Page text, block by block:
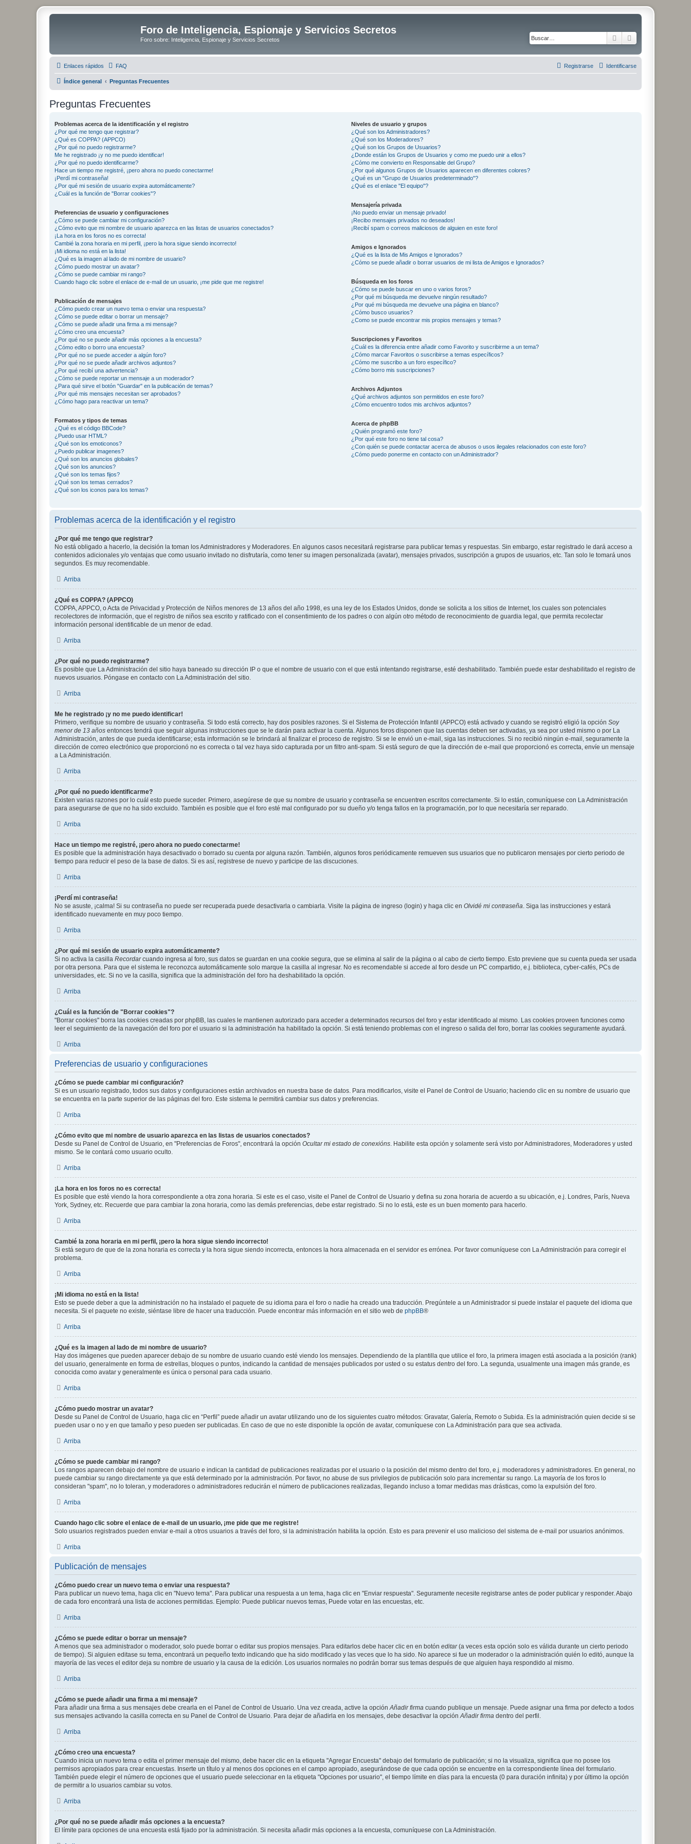
Foro de Inteligencia, Espionaje y Servicios Secretos
Foro sobre: Inteligencia, Espionaje y Servicios Secretos Buscar
Enlaces rápidos FAQ Identificarse
Registrarse
Índice general Preguntas Frecuentes
Preguntas Frecuentes
Problemas acerca de la identificación y el registro
¿Por qué me tengo que registrar?
¿Qué es COPPA? (APPCO)
¿Por qué no puedo registrarme?
Me he registrado ¡y no me puedo identificar!
¿Por qué no puedo identificarme?
Hace un tiempo me registré, ¡pero ahora no puedo conectarme!
¡Perdí mi contraseña!
¿Por qué mi sesión de usuario expira automáticamente?
¿Cuál es la función de "Borrar cookies"?
Preferencias de usuario y configuraciones
¿Cómo se puede cambiar mi configuración?
¿Cómo evito que mi nombre de usuario aparezca en las listas de usuarios conectados?
¡La hora en los foros no es correcta!
Cambié la zona horaria en mi perfil, ¡pero la hora sigue siendo incorrecto!
¡Mi idioma no está en la lista!
¿Qué es la imagen al lado de mi nombre de usuario?
¿Cómo puedo mostrar un avatar?
¿Cómo se puede cambiar mi rango?
Cuando hago clic sobre el enlace de e-mail de un usuario, ¡me pide que me registre!
Publicación de mensajes
¿Cómo puedo crear un nuevo tema o enviar una respuesta?
¿Cómo se puede editar o borrar un mensaje?
¿Cómo se puede añadir una firma a mi mensaje?
¿Cómo creo una encuesta?
¿Por qué no se puede añadir más opciones a la encuesta?
¿Cómo edito o borro una encuesta?
¿Por qué no se puede acceder a algún foro?
¿Por qué no se puede añadir archivos adjuntos?
¿Por qué recibí una advertencia?
¿Cómo se puede reportar un mensaje a un moderador?
¿Para qué sirve el botón "Guardar" en la publicación de temas?
¿Por qué mis mensajes necesitan ser aprobados?
¿Cómo hago para reactivar un tema?
Formatos y tipos de temas
¿Qué es el código BBCode?
¿Puedo usar HTML?
¿Qué son los emoticonos?
¿Puedo publicar imagenes?
¿Qué son los anuncios globales?
¿Qué son los anuncios?
¿Qué son los temas fijos?
¿Qué son los temas cerrados?
¿Qué son los iconos para los temas?
Niveles de usuario y grupos
¿Qué son los Administradores?
¿Qué son los Moderadores?
¿Qué son los Grupos de Usuarios?
¿Donde están los Grupos de Usuarios y como me puedo unir a ellos?
¿Cómo me convierto en Responsable del Grupo?
¿Por qué algunos Grupos de Usuarios aparecen en diferentes colores?
¿Qué es un "Grupo de Usuarios predeterminado"?
¿Qué es el enlace "El equipo"?
Mensajería privada
¡No puedo enviar un mensaje privado!
¡Recibo mensajes privados no deseados!
¡Recibí spam o correos maliciosos de alguien en este foro!
Amigos e Ignorados
¿Qué es la lista de Mis Amigos e Ignorados?
¿Cómo se puede añadir o borrar usuarios de mi lista de Amigos e Ignorados?
Búsqueda en los foros
¿Cómo se puede buscar en uno o varios foros?
¿Por qué mi búsqueda me devuelve ningún resultado?
¿Por qué mi búsqueda me devuelve una página en blanco?
¿Cómo busco usuarios?
¿Como se puede encontrar mis propios mensajes y temas?
Suscripciones y Favoritos
¿Cuál es la diferencia entre añadir como Favorito y suscribirme a un tema?
¿Cómo marcar Favoritos o suscribirse a temas específicos?
¿Cómo me suscribo a un foro específico?
¿Cómo borro mis suscripciones?
Archivos Adjuntos
¿Qué archivos adjuntos son permitidos en este foro?
¿Cómo encuentro todos mis archivos adjuntos?
Acerca de phpBB
¿Quién programó este foro?
¿Por qué este foro no tiene tal cosa?
¿Con quién se puede contactar acerca de abusos o usos ilegales relacionados con este foro?
¿Cómo puedo ponerme en contacto con un Administrador?
Problemas acerca de la identificación y el registro
¿Por qué me tengo que registrar?
No está obligado a hacerlo, la decisión la toman los Administradores y Moderadores. En algunos casos necesitará registrarse para publicar temas y respuestas. Sin embargo, estar registrado le dará acceso a
contenidos adicionales y/o ventajas que como usuario invitado no disfrutaría, como tener su imagen personalizada (avatar), mensajes privados, suscripción a grupos de usuarios, etc. Tan solo le tomará unos
segundos. Es muy recomendable.
Arriba
¿Qué es COPPA? (APPCO)
COPPA, APPCO, o Acta de Privacidad y Protección de Niños menores de 13 años del año 1998, es una ley de los Estados Unidos, donde se solicita a los sitios de Internet, los cuales son potenciales
recolectores de información, que el registro de niños sea escrito y ratificado con el consentimiento de los padres o con algún otro método de reconocimiento de guardia legal, que permita recolectar
información personal identificable de un menor de edad.
Arriba
¿Por qué no puedo registrarme?
Es posible que La Administración del sitio haya baneado su dirección IP o que el nombre de usuario con el que está intentando registrarse, esté deshabilitado. También puede estar deshabilitado el registro de
nuevos usuarios. Póngase en contacto con La Administración del sitio.
Arriba
Me he registrado ¡y no me puedo identificar!
Primero, verifique su nombre de usuario y contraseña. Si todo está correcto, hay dos posibles razones. Si el Sistema de Protección Infantil (APPCO) está activado y cuando se registró eligió la opción Soy
menor de 13 años entonces tendrá que seguir algunas instrucciones que se le darán para activar la cuenta. Algunos foros disponen que las cuentas deben ser activadas, ya sea por usted mismo o por La
Administración, antes de que pueda identificarse; esta información se le brindará al finalizar el proceso de registro. Si se le envió un e-mail, siga las instrucciones. Si no recibió ningún e-mail, seguramente la
dirección de correo electrónico que proporcionó no es correcta o tal vez haya sido capturada por un filtro anti-spam. Si está seguro de que la dirección de e-mail que proporcionó es correcta, envíe un mensaje
a La Administración.
Arriba
¿Por qué no puedo identificarme?
Existen varias razones por lo cuál esto puede suceder. Primero, asegúrese de que su nombre de usuario y contraseña se encuentren escritos correctamente. Si lo están, comuníquese con La Administración
para asegurarse de que no ha sido excluido. También es posible que el foro esté mal configurado por su dueño y/o tenga fallos en la programación, por lo que necesitaría ser reparado.
Arriba
Hace un tiempo me registré, ¡pero ahora no puedo conectarme!
Es posible que la administración haya desactivado o borrado su cuenta por alguna razón. También, algunos foros periódicamente remueven sus usuarios que no publicaron mensajes por cierto periodo de
tiempo para reducir el peso de la base de datos. Si es así, registrese de nuevo y participe de las discuciones.
Arriba
¡Perdí mi contraseña!
No se asuste, ¡calma! Si su contraseña no puede ser recuperada puede desactivarla o cambiarla. Visite la página de ingreso (login) y haga clic en Olvidé mi contraseña . Siga las instrucciones y estará
identificado nuevamente en muy poco tiempo.
Arriba
¿Por qué mi sesión de usuario expira automáticamente?
Si no activa la casilla Recordarcuando ingresa al foro, sus datos se guardan en una cookie segura, que se elimina al salir de la página o al cabo de cierto tiempo. Esto previene que su cuenta pueda ser usada
por otra persona. Para que el sistema le reconozca automáticamente solo marque la casilla al ingresar. No es recomendable si accede al foro desde un PC compartido, e.j. biblioteca, cyber-cafés, PCs de
universidades, etc. Si no ve la casilla, significa que la administración del foro ha deshabilitado la opción.
Arriba
¿Cuál es la función de "Borrar cookies"?
"Borrar cookies" borra las cookies creadas por phpBB, las cuales le mantienen autorizado para acceder a determinados recursos del foro y estar identificado al mismo. Las cookies proveen funciones como
leer el seguimiento de la navegación del foro por el usuario si la administración ha habilitado la opción. Si está teniendo problemas con el ingreso o salida del foro, borrar las cookies seguramente ayudará.
Arriba
Preferencias de usuario y configuraciones
¿Cómo se puede cambiar mi configuración?
Si es un usuario registrado, todos sus datos y configuraciones están archivados en nuestra base de datos. Para modificarlos, visite el Panel de Control de Usuario; haciendo clic en su nombre de usuario que
se encuentra en la parte superior de las páginas del foro. Este sistema le permitirá cambiar sus datos y preferencias.
Arriba
¿Cómo evito que mi nombre de usuario aparezca en las listas de usuarios conectados?
Desde su Panel de Control de Usuario, en "Preferencias de Foros", encontrará la opción Ocultar mi estado de conexións . Habilite esta opción y solamente será visto por Administradores, Moderadores y usted
mismo. Se le contará como usuario oculto.
Arriba
¡La hora en los foros no es correcta!
Es posible que esté viendo la hora correspondiente a otra zona horaria. Si este es el caso, visite el Panel de Control de Usuario y defina su zona horaria de acuerdo a su ubicación, e.j. Londres, París, Nueva
York, Sydney, etc. Recuerde que para cambiar la zona horaria, como las demás preferencias, debe estar registrado. Si no lo está, este es un buen momento para hacerlo.
Arriba
Cambié la zona horaria en mi perfil, ¡pero la hora sigue siendo incorrecto!
Si está seguro de que de la zona horaria es correcta y la hora sigue siendo incorrecta, entonces la hora almacenada en el servidor es errónea. Por favor comuníquese con La Administración para corregir el
problema.
Arriba
¡Mi idioma no está en la lista!
Esto se puede deber a que la administración no ha instalado el paquete de su idioma para el foro o nadie ha creado una traducción. Pregúntele a un Administrador si puede instalar el paquete del idioma que
necesita. Si el paquete no existe, siéntase libre de hacer una traducción. Puede encontrar más información en el sitio web de phpBB®
Arriba
¿Qué es la imagen al lado de mi nombre de usuario?
Hay dos imágenes que pueden aparecer debajo de su nombre de usuario cuando esté viendo los mensajes. Dependiendo de la plantilla que utilice el foro, la primera imagen está asociada a la posición (rank)
del usuario, generalmente en forma de estrellas, bloques o puntos, indicando la cantidad de mensajes publicados por usted o su estatus dentro del foro. La segunda, usualmente una imagen más grande, es
conocida como avatar y generalmente es única o personal para cada usuario.
Arriba
¿Cómo puedo mostrar un avatar?
Desde su Panel de Control de Usuario, haga clic en “Perfil” puede añadir un avatar utilizando uno de los siguientes cuatro métodos: Gravatar, Galería, Remoto o Subida. Es la administración quien decide si se
pueden usar o no y en que tamaño y peso pueden ser publicadas. En caso de que no este disponible la opción de avatar, comuníquese con La Administración para que sea activada.
Arriba
¿Cómo se puede cambiar mi rango?
Los rangos aparecen debajo del nombre de usuario e indican la cantidad de publicaciones realizadas por el usuario o la posición del mismo dentro del foro, e.j. moderadores y administradores. En general, no
puede cambiar su rango directamente ya que está determinado por la administración. Por favor, no abuse de sus privilegios de publicación solo para incrementar su rango. La mayoría de los foros lo
consideran "spam", no lo toleran, y moderadores o administradores reducirán el número de publicaciones realizadas, llegando incluso a tomar medidas mas drásticas, como la expulsión del foro.
Arriba
Cuando hago clic sobre el enlace de e-mail de un usuario, ¡me pide que me registre!
Solo usuarios registrados pueden enviar e-mail a otros usuarios a través del foro, si la administración habilita la opción. Esto es para prevenir el uso malicioso del sistema de e-mail por usuarios anónimos.
Arriba
Publicación de mensajes
¿Cómo puedo crear un nuevo tema o enviar una respuesta?
Para publicar un nuevo tema, haga clic en "Nuevo tema". Para publicar una respuesta a un tema, haga clic en "Enviar respuesta". Seguramente necesite registrarse antes de poder publicar y responder. Abajo
de cada foro encontrará una lista de acciones permitidas. Ejemplo: Puede publicar nuevos temas, Puede votar en las encuestas, etc.
Arriba
¿Cómo se puede editar o borrar un mensaje?
A menos que sea administrador o moderador, solo puede borrar o editar sus propios mensajes. Para editarlos debe hacer clic en en botón editar(a veces esta opción solo es válida durante un cierto periodo
de tiempo). Si alguien editase su tema, encontrará un pequeño texto indicando que ha sido modificado y las veces que lo ha sido. No aparece si fue un moderador o la administración quién lo editó, aunque la
mayoría de las veces el editor deja su nombre de usuario y la causa de la edición. Los usuarios normales no podrán borrar sus temas después de que alguien haya respondido al mismo.
Arriba
¿Cómo se puede añadir una firma a mi mensaje?
Para añadir una firma a sus mensajes debe crearla en el Panel de Control de Usuario. Una vez creada, active la opción Añadir firma cuando publique un mensaje. Puede asignar una firma por defecto a todos
sus mensajes activando la casilla correcta en su Panel de Control de Usuario. Para dejar de añadirla en los mensajes, debe desactivar la opción Añadir firma dentro del perfil.
Arriba
¿Cómo creo una encuesta?
Cuando inicia un nuevo tema o edita el primer mensaje del mismo, debe hacer clic en la etiqueta "Agregar Encuesta" debajo del formulario de publicación; si no la visualiza, significa que no posee los
permisos apropiados para crear encuestas. Inserte un título y al menos dos opciones en el campo apropiado, asegurándose de que cada opción se encuentre en la correspondiente línea del formulario.
También puede elegir el número de opciones que el usuario puede seleccionar en la etiqueta "Opciones por usuario", el tiempo límite en días para la encuesta (0 para duración infinita) y por último la opción
de permitir a lo usuarios cambiar su votos.
Arriba
¿Por qué no se puede añadir más opciones a la encuesta?
El límite para opciones de una encuesta está fijado por la administración. Si necesita añadir más opciones a la encuesta, comuníquese con La Administración.